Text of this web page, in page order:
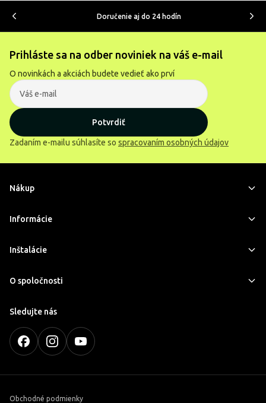
Doručenie aj do 24 hodín
Prihláste sa na odber noviniek na váš e-mail
O novinkách a akciách budete vedieť ako prví
Potvrdiť
Zadaním e-mailu súhlasíte so spracovaním osobných údajov
Nákup
Informácie
Inštalácie
O spoločnosti
Sledujte nás
Obchodné podmienky